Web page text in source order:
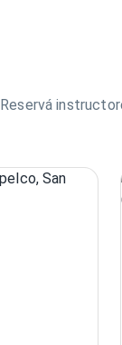
Reservá